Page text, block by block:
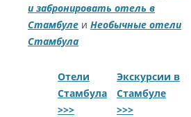
и забронировать отель в
Стамбуле и Необычные отели
Стамбула
Отели
Стамбула
>>>
Экскурсии в
Стамбуле
>>>